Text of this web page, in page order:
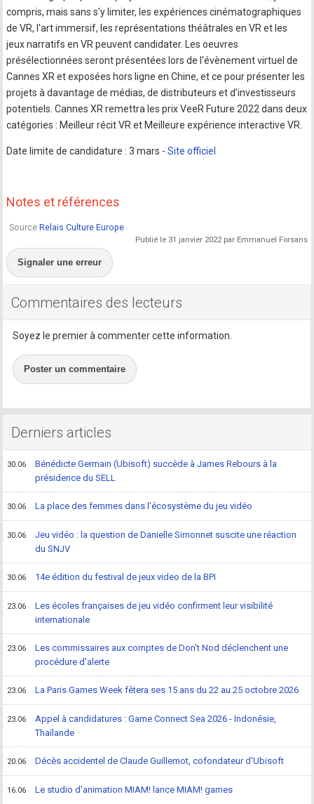
compris, mais sans s'y limiter, les expériences cinématographiques
de VR, l'art immersif, les représentations théâtrales en VR et les
jeux narratifs en VR peuvent candidater. Les oeuvres
présélectionnées seront présentées lors de l'évènement virtuel de
Cannes XR et exposées hors ligne en Chine, et ce pour présenter les
projets à davantage de médias, de distributeurs et d'investisseurs
potentiels. Cannes XR remettra les prix VeeR Future 2022 dans deux
catégories : Meilleur récit VR et Meilleure expérience interactive VR.
Date limite de candidature : 3 mars -Site officiel
Notes et références
SourceRelais Culture Europe
Publié le 31 janvier 2022 par Emmanuel Forsans
Signaler une erreur
Commentaires des lecteurs
Soyez le premier à commenter cette information.
Poster un commentaire
Derniers articles
30.06
Bénédicte Germain (Ubisoft) succède à James Rebours à la
présidence du SELL
30.06 La place des femmes dans l'écosystème du jeu vidéo
30.06
Jeu vidéo : la question de Danielle Simonnet suscite une réaction
du SNJV
30.06 14e édition du festival de jeux video de la BPI
23.06
Les écoles françaises de jeu vidéo confirment leur visibilité
internationale
23.06
Les commissaires aux comptes de Don't Nod déclenchent une
procédure d'alerte
23.06 La Paris Games Week fêtera ses 15 ans du 22 au 25 octobre 2026
23.06
Appel à candidatures : Game Connect Sea 2026 - Indonésie,
Thaïlande
20.06 Décès accidentel de Claude Guillemot, cofondateur d'Ubisoft
16.06 Le studio d'animation MIAM! lance MIAM! games